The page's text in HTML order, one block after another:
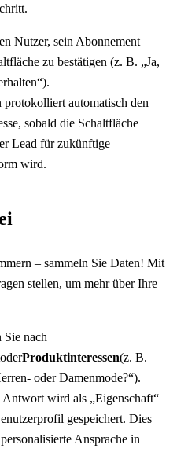
Nutzer, sein Abonnement
zu bestätigen (z. B. „Ja,
protokolliert automatisch den
sobald die Schaltfläche
Lead für zukünftige
wird.
– sammeln Sie Daten! Mit
stellen, um mehr über Ihre
Sie nach
oderProduktinteressen(z. B.
oder Damenmode?“).
Antwort wird als „Eigenschaft“
gespeichert. Dies
Ansprache in